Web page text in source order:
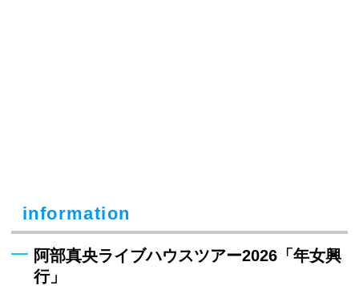
information
阿部真央ライブハウスツアー2026「年女興
行」